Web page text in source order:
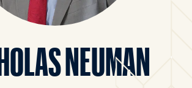
NEUMAN